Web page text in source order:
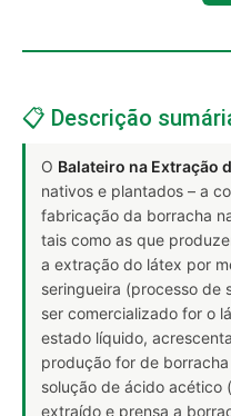
📋 Descrição
O Balateiro na Extração
nativos e plantados – a
fabricação da borracha
tais como as que
a extração do látex por
seringueira (processo de
ser comercializado for o
estado líquido,
produção for de
solução de ácido acético
extraído e prensa a